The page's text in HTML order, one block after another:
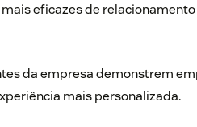
eficazes de
da empresa demonstrem
mais personalizada.